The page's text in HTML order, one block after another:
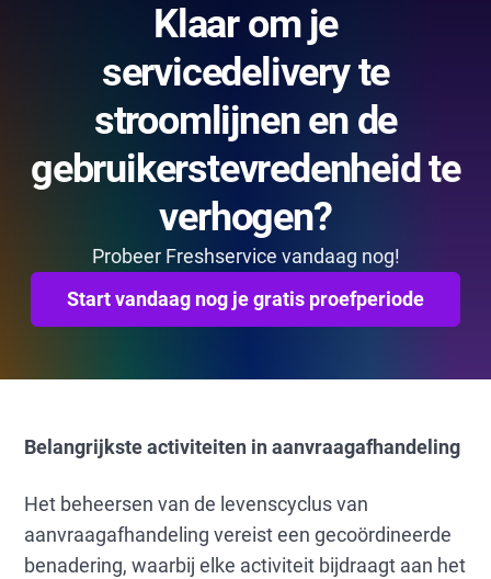
Klaar om je
servicedelivery te
stroomlijnen en de
gebruikerstevredenheid te
verhogen?
Probeer Freshservice vandaag nog!
Start vandaag nog je gratis proefperiode
Belangrijkste activiteiten in aanvraagafhandeling
Het beheersen van de levenscyclus van
aanvraagafhandeling vereist een gecoördineerde
benadering, waarbij elke activiteit bijdraagt aan het